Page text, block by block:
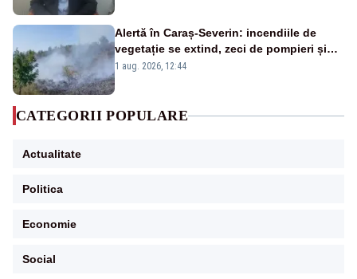
Alertă în Caraș-Severin: incendiile de
vegetație se extind, zeci de pompieri și
silvicultori se luptă cu flăcările - VIDEO
1 aug. 2026, 12:44
CATEGORII POPULARE
Actualitate
Politica
Economie
Social